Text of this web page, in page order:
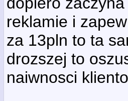
reklamie i
za 13pln to ta
drozszej to
naiwnosci